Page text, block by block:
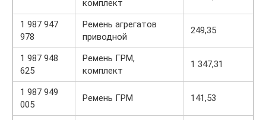
комплект
1 987 947
978
Ремень агрегатов
приводной
249,35
1 987 948
625
Ремень ГРМ,
комплект
1 347,31
1 987 949
005
Ремень ГРМ 141,53